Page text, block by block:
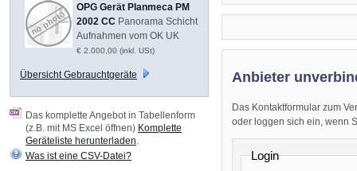
Anbieter
Das Kontaktformular zum
oder loggen sich ein, wenn
Login
OPG Gerät Planmeca PM
2002 CC Panorama Schicht
Aufnahmen vom OK UK
€ 2.000,00 (inkl. USt)
Übersicht Gebrauchtgeräte
Das komplette Angebot in Tabellenform
(z.B. mit MS Excel öffnen) Komplette
Geräteliste herunterladen
Was ist eine CSV-Datei?